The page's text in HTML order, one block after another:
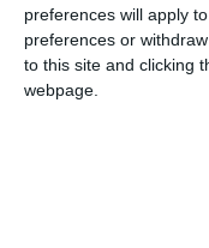
preferences will apply
preferences or
to this site and clicking
webpage.
Despre RCI Project
Conform termene.ro,